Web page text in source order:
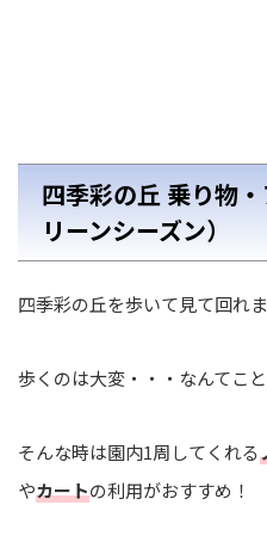
四季彩の丘 乗り物
リーンシーズン）
四季彩の丘を歩いて見て回れ
歩くのは大変・・・なんてこ
そんな時は園内1周してくれる
やカートの利用がおすすめ！